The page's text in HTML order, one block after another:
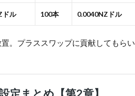
ドル 100本 0.0040NZドル
。プラススワップに貢献してもらい